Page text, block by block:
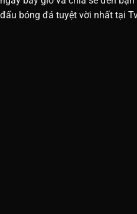
đấu bóng đá tuyệt vời nhất tại